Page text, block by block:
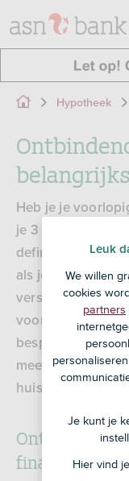
Hypotheek
Heb je je
je 3 dagen
definitief en
als je tóch van de
verstandig om in
voorwaarden te
bespreken we
meest
huis.
Ontbindende
financiering
Leuk
We willen
cookies
partners
Je kunt je
Hier vind